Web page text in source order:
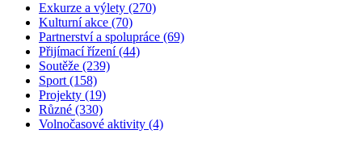
Exkurze a výlety (270)
Kulturní akce (70)
Partnerství a spolupráce (69)
Přijímací řízení (44)
Soutěže (239)
Sport (158)
Projekty (19)
Různé (330)
Volnočasové aktivity (4)